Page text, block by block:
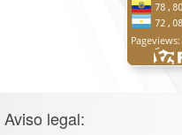
Aviso legal: